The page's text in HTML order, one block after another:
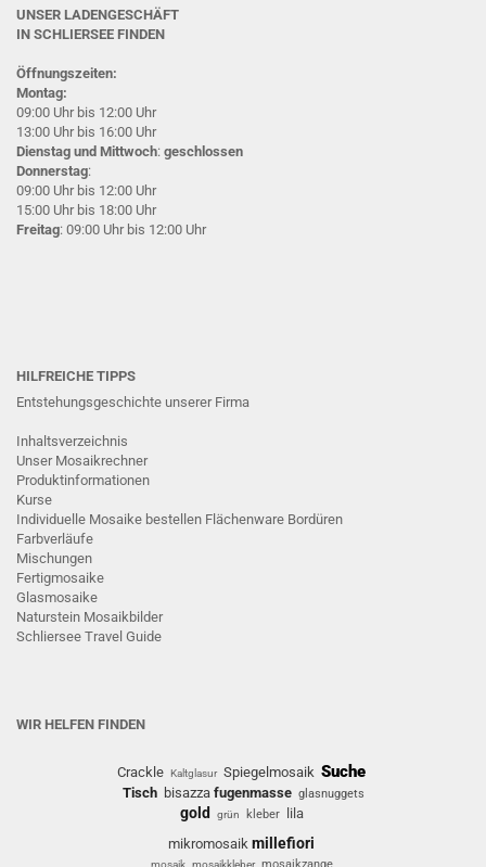
UNSER LADENGESCHÄFT
IN SCHLIERSEE FINDEN
Öffnungszeiten:
Montag:
09:00 Uhr bis 12:00 Uhr
13:00 Uhr bis 16:00 Uhr
Dienstag und Mittwoch: geschlossen
Donnerstag:
09:00 Uhr bis 12:00 Uhr
15:00 Uhr bis 18:00 Uhr
Freitag: 09:00 Uhr bis 12:00 Uhr
HILFREICHE TIPPS
Entstehungsgeschichte unserer Firma
Inhaltsverzeichnis
Unser Mosaikrechner
Produktinformationen
Kurse
Individuelle Mosaike bestellen Flächenware Bordüren
Farbverläufe
Mischungen
Fertigmosaike
G lasmosaike
Naturstein Mosaikbilder
Schliersee Travel Guide
WIR HELFEN FINDEN
Crackle Kaltglasur Spiegelmosaik Suche
Tisch bisazza fugenmasse glasnuggets
gold grün kleber
lila
mikromosaik millefiori
mosaik mosaikkleber mosaikzange